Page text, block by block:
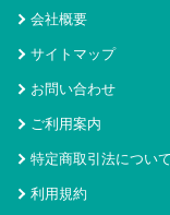
会社概要
サイトマップ
お問い合わせ
ご利用案内
特定商取引法について
利用規約